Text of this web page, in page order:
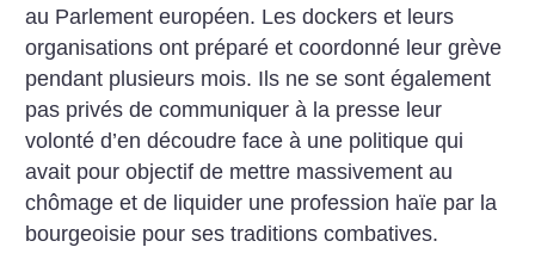
au Parlement européen. Les dockers et leurs
organisations ont préparé et coordonné leur grève
pendant plusieurs mois. Ils ne se sont également
pas privés de communiquer à la presse leur
volonté d’en découdre face à une politique qui
avait pour objectif de mettre massivement au
chômage et de liquider une profession haïe par la
bourgeoisie pour ses traditions combatives.